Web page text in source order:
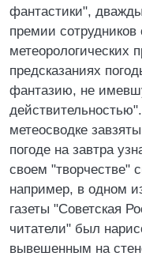
фантастики",
премии сотрудников
метеорологических
предсказаниях
фантазию, не
метеосводке
погоде на завтра
своем "творчестве"
например, в одном
газеты "Советская
читатели" был
вывешенным на